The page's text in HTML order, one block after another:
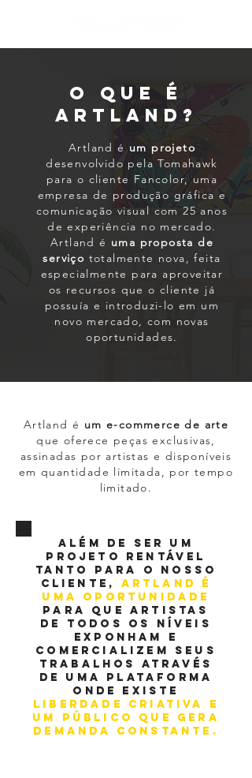
o que é
artland?
Artland é um projeto
desenvolvido pela Tomahawk
para o cliente Fancolor, uma
empresa de produção gráfica e
comunicação visual com 25 anos
de experiência no mercado.
Artland é uma proposta de
serviço totalmente nova, feita
especialmente para aproveitar
os recursos que o cliente já
possuía e introduzi-lo em um
novo mercado, com novas
oportunidades.
Artland é um e-commerce de arte
que oferece peças exclusivas,
assinadas por artistas e disponíveis
em quantidade limitada, por tempo
limitado.
Além de ser um
projeto rentável
tanto para o nosso
cliente, Artland é
uma oportunidade
para que artistas
de todos os níveis
exponham e
comercializem seus
trabalhos através
de uma plataforma
onde existe
liberdade criativa e
um público que gera
demanda constante.